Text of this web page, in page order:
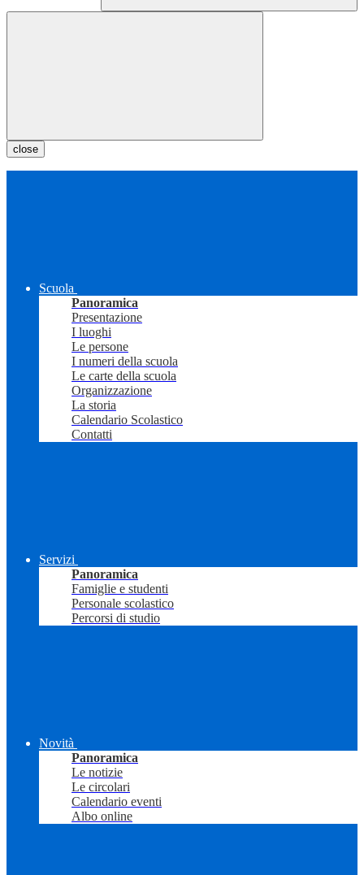
close
Scuola
Panoramica
Presentazione
I luoghi
Le persone
I numeri della scuola
Le carte della scuola
Organizzazione
La storia
Calendario Scolastico
Contatti
Servizi
Panoramica
Famiglie e studenti
Personale scolastico
Percorsi di studio
Novità
Panoramica
Le notizie
Le circolari
Calendario eventi
Albo online